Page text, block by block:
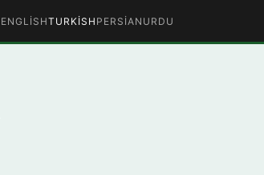
ENGLISHTURKISH PERSIAN URDU